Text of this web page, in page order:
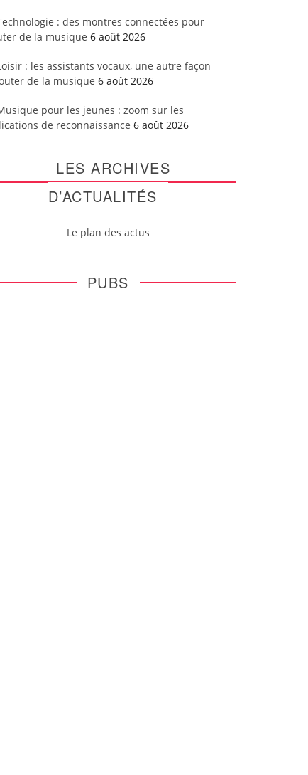
: des montres connectées pour
de la musique 6 août 2026
: les assistants vocaux, une autre façon
de la musique 6 août 2026
pour les jeunes : zoom sur les
de reconnaissance 6 août 2026
LES ARCHIVES
D’ACTUALITÉS
Le plan des actus
PUBS